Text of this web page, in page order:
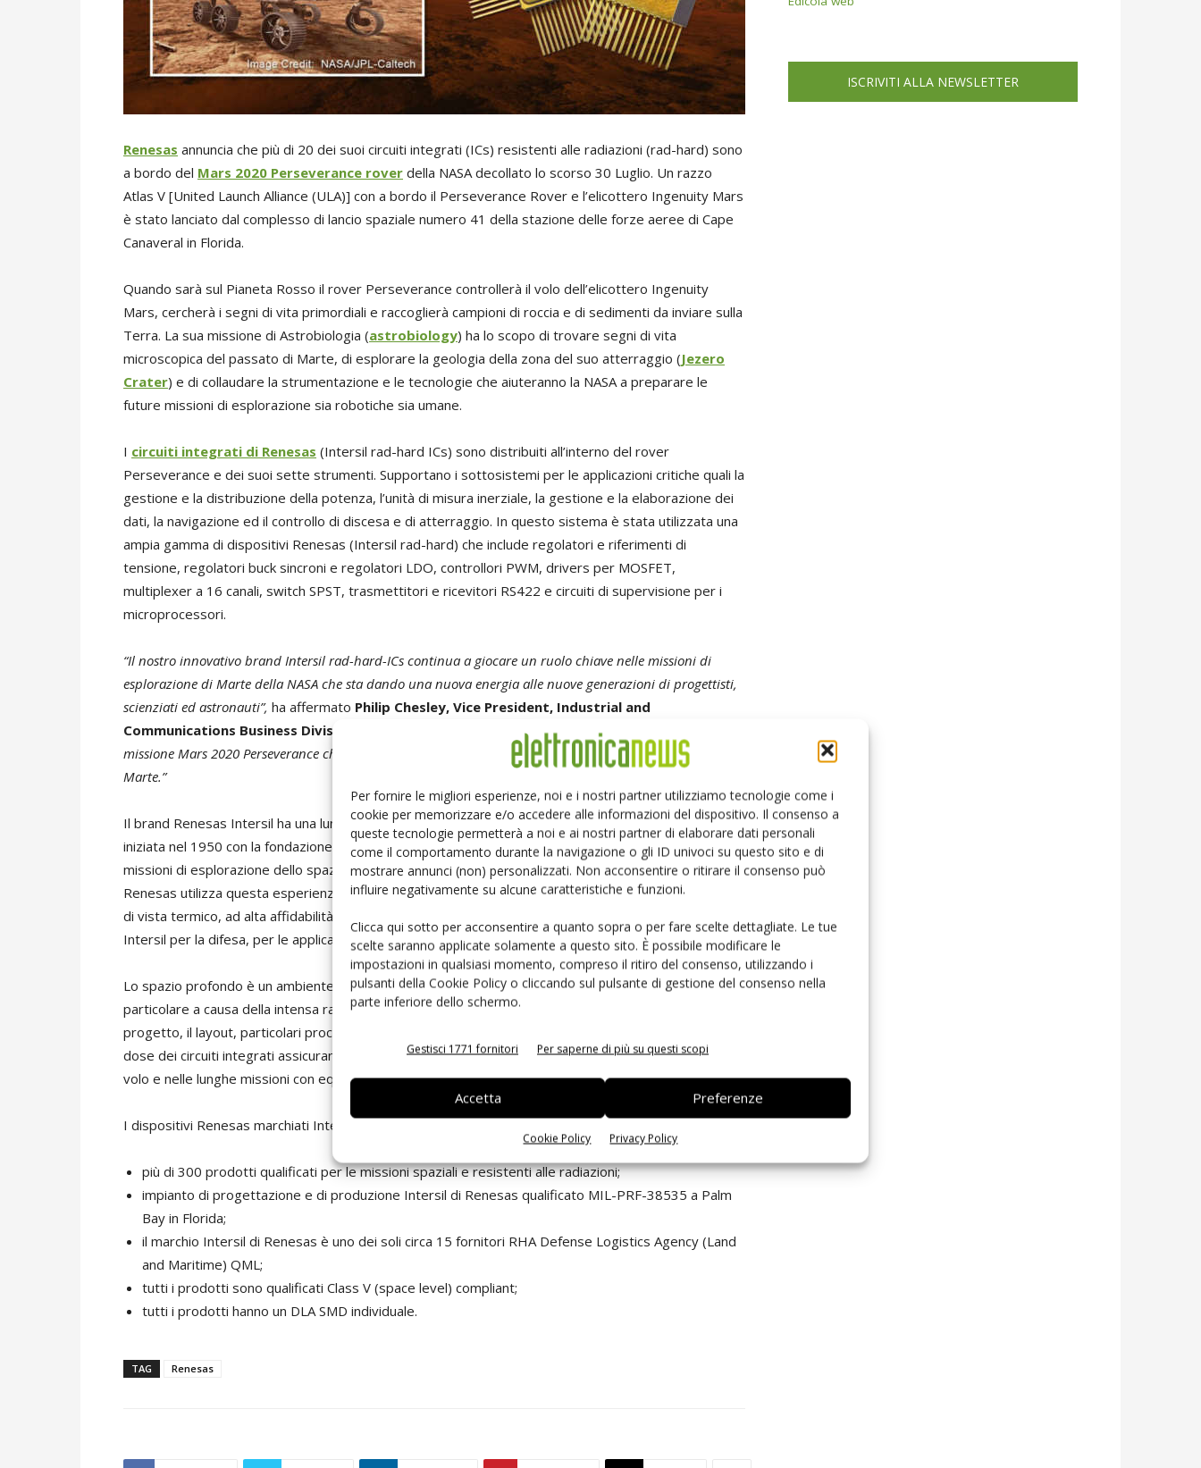
Per fornire le migliori esperienze, noi e i nostri partner utilizziamo tecnologie come i
cookie per memorizzare e/o accedere alle informazioni del dispositivo. Il consenso a
queste tecnologie permetterà a noi e ai nostri partner di elaborare dati personali
come il comportamento durante la navigazione o gli ID univoci su questo sito e di
mostrare annunci (non) personalizzati. Non acconsentire o ritirare il consenso può
influire negativamente su alcune caratteristiche e funzioni.
Clicca qui sotto per acconsentire a quanto sopra o per fare scelte dettagliate. Le tue
scelte saranno applicate solamente a questo sito. È possibile modificare le
impostazioni in qualsiasi momento, compreso il ritiro del consenso, utilizzando i
pulsanti della Cookie Policy o cliccando sul pulsante di gestione del consenso nella
parte inferiore dello schermo.
Gestisci 1771 fornitori Per saperne di più su questi scopi
Accetta Preferenze
Cookie Policy Privacy Policy
Renesas annuncia che più di 20 dei suoi circuiti integrati (ICs) resistenti alle radiazioni (rad-hard) sono
a bordo del Mars 2020 Perseverance rover della NASA decollato lo scorso 30 Luglio. Un razzo
Atlas V [United Launch Alliance (ULA)] con a bordo il Perseverance Rover e l’elicottero Ingenuity Mars
è stato lanciato dal complesso di lancio spaziale numero 41 della stazione delle forze aeree di Cape
Canaveral in Florida.
Quando sarà sul Pianeta Rosso il rover Perseverance controllerà il volo dell’elicottero Ingenuity
Mars, cercherà i segni di vita primordiali e raccoglierà campioni di roccia e di sedimenti da inviare sulla
Terra. La sua missione di Astrobiologia (astrobiology) ha lo scopo di trovare segni di vita
microscopica del passato di Marte, di esplorare la geologia della zona del suo atterraggio (Jezero
Crater) e di collaudare la strumentazione e le tecnologie che aiuteranno la NASA a preparare le
future missioni di esplorazione sia robotiche sia umane.
I circuiti integrati di Renesas (Intersil rad-hard ICs) sono distribuiti all’interno del rover
Perseverance e dei suoi sette strumenti. Supportano i sottosistemi per le applicazioni critiche quali la
gestione e la distribuzione della potenza, l’unità di misura inerziale, la gestione e la elaborazione dei
dati, la navigazione ed il controllo di discesa e di atterraggio. In questo sistema è stata utilizzata una
ampia gamma di dispositivi Renesas (Intersil rad-hard) che include regolatori e riferimenti di
tensione, regolatori buck sincroni e regolatori LDO, controllori PWM, drivers per MOSFET,
multiplexer a 16 canali, switch SPST, trasmettitori e ricevitori RS422 e circuiti di supervisione per i
microprocessori.
“Il nostro innovativo brand Intersil rad-hard-ICs continua a giocare un ruolo chiave nelle missioni di
esplorazione di Marte della NASA che sta dando una nuova energia alle nuove generazioni di progettisti,
scienziati ed astronauti”, ha affermato Philip Chesley, Vice President, Industrial and
Communications Business Division di Renesas
“Renesas è orgogliosa ed onorata di fare parte della
missione Mars 2020 Perseverance che aprirà la strada per le future missioni umane verso la Luna e verso
Marte.”
Il brand Renesas Intersil ha una lunga storia nell’industria spaziale che dura da più di sei decenni ed è
iniziata nel 1950 con la fondazione di Radiation Inc. Da allora praticamente ogni satellite, shuttle e
missioni di esplorazione dello spazio profondo hanno incluso un componente marchiato Intersil.
Renesas utilizza questa esperienza allo scopo di produrre dispositivi efficienti, ottimizzati dal punto
di vista termico, ad alta affidabilità SMD, MIL-STD-883 and MIL-PRF 38535 Class-V/Q marchiati
Intersil per la difesa, per le applicazioni ad alta affidabilità (Hi-Rel) e per il mercato spaziale rad-hard.
Lo spazio profondo è un ambiente sfidante per i viaggi spaziali e per i sistemi rover per Marte, in
particolare a causa della intensa radiazione ambientale che si trova in quasi tutti i profili di missione. Il
progetto, il layout, particolari processi tecnologici e passi di produzione quali il burn-in ed il test total
dose dei circuiti integrati assicurano prestazioni prevedibili e prevengono guasti di sistema durante il
volo e nelle lunghe missioni con equipaggio robotico verso altri pianeti.
I dispositivi Renesas marchiati Intersil Spaceflight IC Capabilities includono:
più di 300 prodotti qualificati per le missioni spaziali e resistenti alle radiazioni;
impianto di progettazione e di produzione Intersil di Renesas qualificato MIL-PRF-38535 a Palm
Bay in Florida;
il marchio Intersil di Renesas è uno dei soli circa 15 fornitori RHA Defense Logistics Agency (Land
and Maritime) QML;
tutti i prodotti sono qualificati Class V (space level) compliant;
tutti i prodotti hanno un DLA SMD individuale.
TAG Renesas
ISCRIVITI ALLA NEWSLETTER